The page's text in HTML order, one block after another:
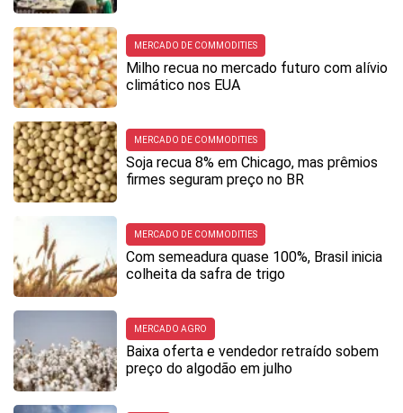
MERCADO DE COMMODITIES
Milho recua no mercado futuro com alívio
climático nos EUA
MERCADO DE COMMODITIES
Soja recua 8% em Chicago, mas prêmios
firmes seguram preço no BR
MERCADO DE COMMODITIES
Com semeadura quase 100%, Brasil inicia
colheita da safra de trigo
MERCADO AGRO
Baixa oferta e vendedor retraído sobem
preço do algodão em julho